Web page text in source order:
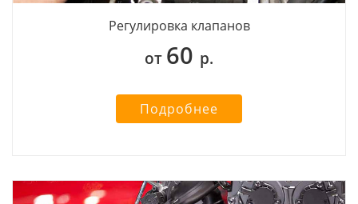
Регулировка клапанов
от 60 р.
Подробнее